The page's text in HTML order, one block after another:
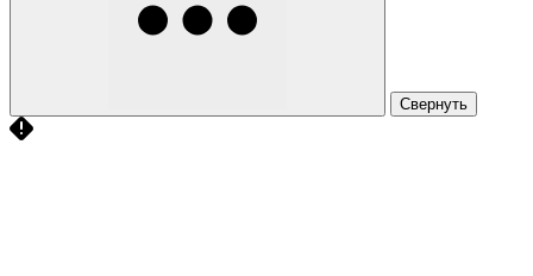
Свернуть